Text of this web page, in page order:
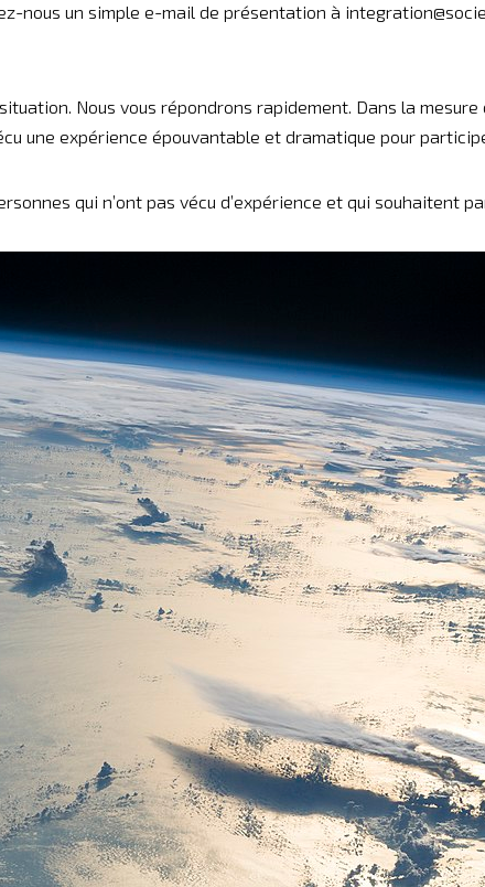
nous un simple e-mail de présentation à
Nous vous répondrons rapidement. Dans la
une expérience épouvantable et dramatique pour
qui n’ont pas vécu d’expérience et qui souhaitent